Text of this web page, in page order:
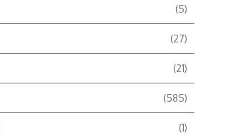
(5)
(27)
(21)
(585)
(1)